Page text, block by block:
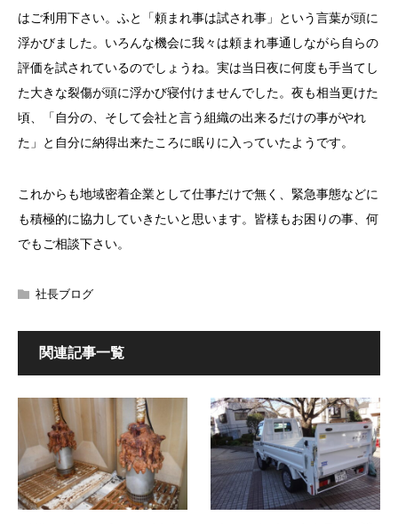
はご利用下さい。ふと「頼まれ事は試され事」という言葉が頭に
浮かびました。いろんな機会に我々は頼まれ事通しながら自らの
評価を試されているのでしょうね。実は当日夜に何度も手当てし
た大きな裂傷が頭に浮かび寝付けませんでした。夜も相当更けた
頃、「自分の、そして会社と言う組織の出来るだけの事がやれ
た」と自分に納得出来たころに眠りに入っていたようです。
これからも地域密着企業として仕事だけで無く、緊急事態などに
も積極的に協力していきたいと思います。皆様もお困りの事、何
でもご相談下さい。
社長ブログ
関連記事一覧